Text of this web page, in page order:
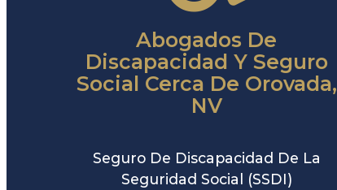
Abogados De
Discapacidad Y Seguro
Social Cerca De Orovada,
NV
Seguro De Discapacidad De La
Seguridad Social (SSDI)